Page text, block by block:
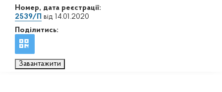
Номер, дата реєстрації:
2539/П від 14.01.2020
Поділитись:
Завантажити